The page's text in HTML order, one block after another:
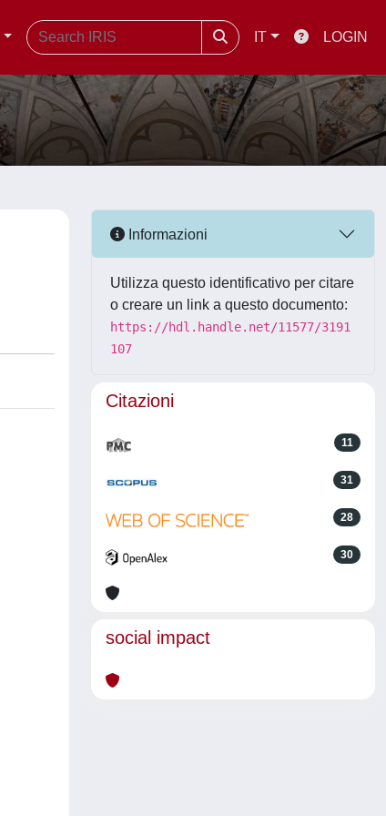
IT LOGIN
Informazioni
Utilizza questo identificativo per citare
o creare un link a questo documento:
https://hdl.handle.net/11577/3191
107
Citazioni
11
31
28
30
social impact